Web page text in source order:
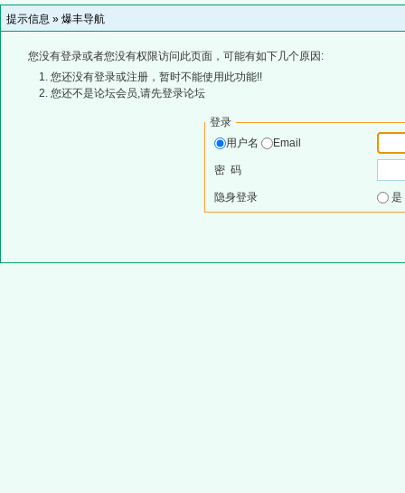
提示信息 » 爆丰导航
您没有登录或者您没有权限访问此页面，可能有如下几个原因:
您还没有登录或注册，暂时不能使用此功能!!
您还不是论坛会员,请先登录论坛
登录
用户名
Email
密 码
隐身登录